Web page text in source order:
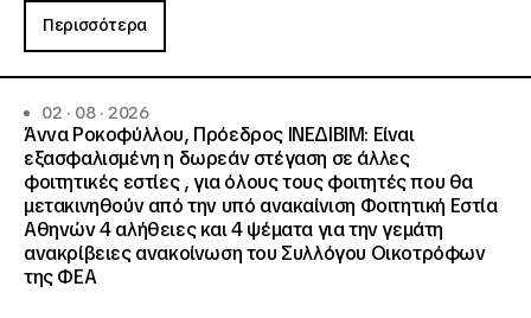
Περισσότερα
02 · 08 · 2026
Άννα Ροκοφύλλου, Πρόεδρος ΙΝΕΔΙΒΙΜ: Είναι
εξασφαλισμένη η δωρεάν στέγαση σε άλλες
φοιτητικές εστίες , για όλους τους φοιτητές που θα
μετακινηθούν από την υπό ανακαίνιση Φοιτητική Εστία
Αθηνών 4 αλήθειες και 4 ψέματα για την γεμάτη
ανακρίβειες ανακοίνωση του Συλλόγου Οικοτρόφων
της ΦΕΑ